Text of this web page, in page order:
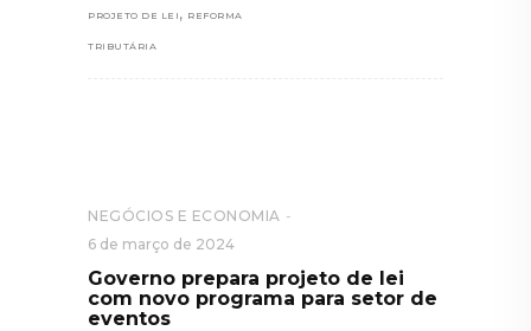
PROJETO DE LEI , REFORMA
TRIBUTÁRIA
NEGÓCIOS E ECONOMIA
6 de março de 2024
Governo prepara projeto de lei
com novo programa para setor de
eventos